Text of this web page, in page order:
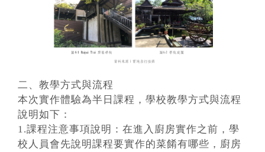
二、教學方式與流程
本次實作體驗為半日課程，學校教學方式與流程
說明如下：
1.課程注意事項說明：在進入廚房實作之前，學
校人員會先說明課程要實作的菜餚有哪些，廚房